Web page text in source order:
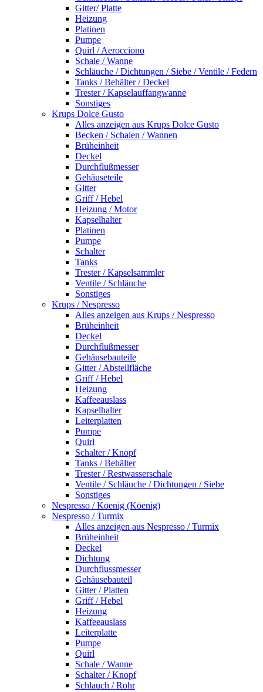
Gitter/ Platte
Heizung
Platinen
Pumpe
Quirl / Aerocciono
Schale / Wanne
Schläuche / Dichtungen / Siebe / Ventile / Federn
Tanks / Behälter / Deckel
Trester / Kapselauffangwanne
Sonstiges
Krups Dolce Gusto
Alles anzeigen aus Krups Dolce Gusto
Becken / Schalen / Wannen
Brüheinheit
Deckel
Durchflußmesser
Gehäuseteile
Gitter
Griff / Hebel
Heizung / Motor
Kapselhalter
Platinen
Pumpe
Schalter
Tanks
Trester / Kapselsammler
Ventile / Schläuche
Sonstiges
Krups / Nespresso
Alles anzeigen aus Krups / Nespresso
Brüheinheit
Deckel
Durchflußmesser
Gehäusebauteile
Gitter / Abstellfläche
Griff / Hebel
Heizung
Kaffeeauslass
Kapselhalter
Leiterplatten
Pumpe
Quirl
Schalter / Knopf
Tanks / Behälter
Trester / Restwasserschale
Ventile / Schläuche / Dichtungen / Siebe
Sonstiges
Nespresso / Koenig (Köenig)
Nespresso / Turmix
Alles anzeigen aus Nespresso / Turmix
Brüheinheit
Deckel
Dichtung
Durchflussmesser
Gehäusebauteil
Gitter / Platten
Griff / Hebel
Heizung
Kaffeeauslass
Leiterplatte
Pumpe
Quirl
Schale / Wanne
Schalter / Knopf
Schlauch / Rohr